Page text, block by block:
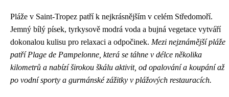
Pláže v Saint-Tropez patří k nejkrásnějším v celém Středomoří.
Jemný bílý písek, tyrkysově modrá voda a bujná vegetace vytváří
dokonalou kulisu pro relaxaci a odpočinek. Mezi nejznámější pláže
patří Plage de Pampelonne, která se táhne v délce několika
kilometrů a nabízí širokou škálu aktivit, od opalování a koupání až
po vodní sporty a gurmánské zážitky v plážových restauracích.